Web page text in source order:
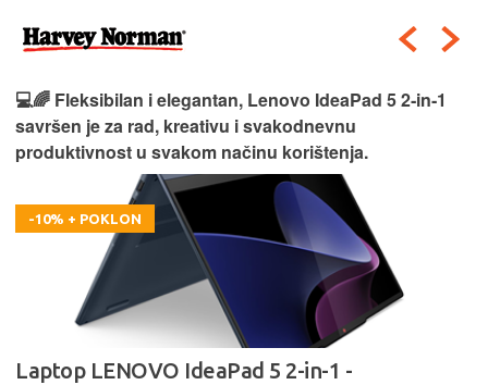
💻🌈 Fleksibilan i elegantan, Lenovo IdeaPad 5 2‑in‑1
savršen je za rad, kreativu i svakodnevnu
produktivnost u svakom načinu korištenja.
-10% + POKLON
Laptop LENOVO IdeaPad 5 2-in-1 -